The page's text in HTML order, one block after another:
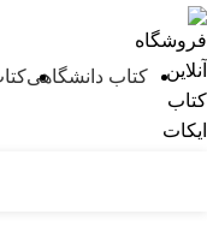
کتاب دانشگاهی